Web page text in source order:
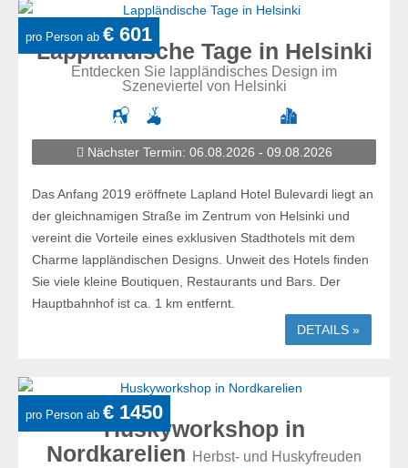
pro Person ab € 601
Lappländische Tage in Helsinki
Entdecken Sie lappländisches Design im
Szeneviertel von Helsinki
Nächster Termin: 06.08.2026 - 09.08.2026
Das Anfang 2019 eröffnete Lapland Hotel Bulevardi liegt an
der gleichnamigen Straße im Zentrum von Helsinki und
vereint die Vorteile eines exklusiven Stadthotels mit dem
Charme lappländischen Designs. Unweit des Hotels finden
Sie viele kleine Boutiquen, Restaurants und Bars. Der
Hauptbahnhof ist ca. 1 km entfernt.
DETAILS »
pro Person ab € 1450
Huskyworkshop in
Nordkarelien Herbst- und Huskyfreuden